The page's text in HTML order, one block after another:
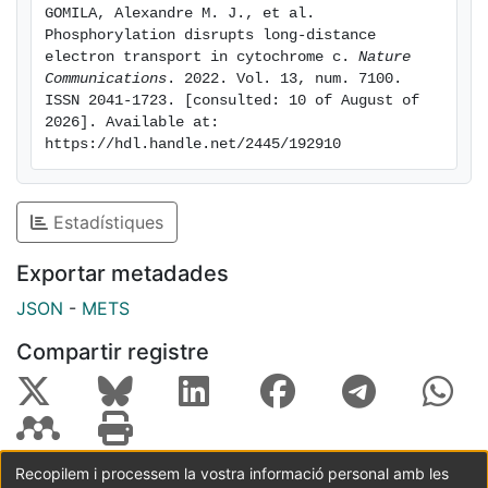
GOMILA, Alexandre M. J., et al.
Phosphorylation disrupts long-distance
electron transport in cytochrome c. Nature
Communications . 2022. Vol. 13, num. 7100.
ISSN 2041-1723. [consulted: 10 of August of
2026]. Available at:
https://hdl.handle.net/2445/192910
Estadístiques
Exportar metadades
JSON - METS
Compartir registre
Recopilem i processem la vostra informació personal amb les